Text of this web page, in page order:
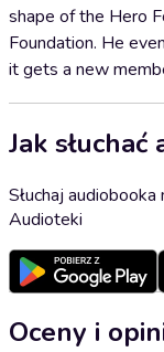
shape of the Hero
Foundation. He
it gets a new
Jak słuchać
Słuchaj
Audioteki
Oceny i